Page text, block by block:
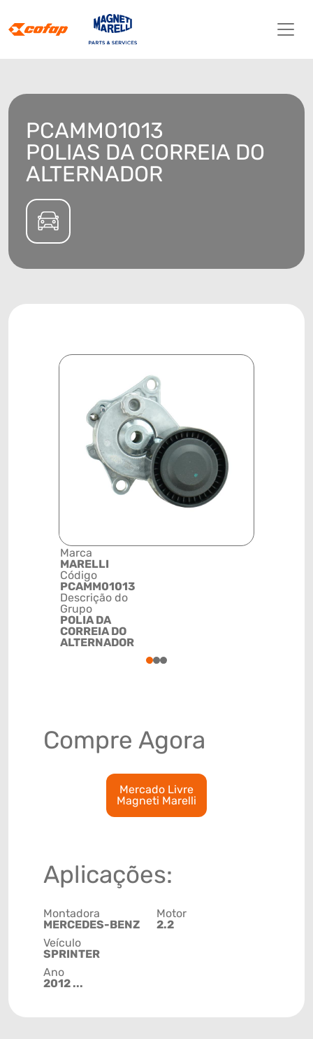
PCAMM01013
POLIAS DA CORREIA DO
ALTERNADOR
Marca
MARELLI
Código
PCAMM01013
Descrição do
Grupo
POLIA DA
CORREIA DO
ALTERNADOR
123
Compre Agora
Mercado Livre
Magneti Marelli
Aplicações:
Montadora
MERCEDES-BENZ
Veículo
SPRINTER
Ano
2012 ...
Motor
2.2